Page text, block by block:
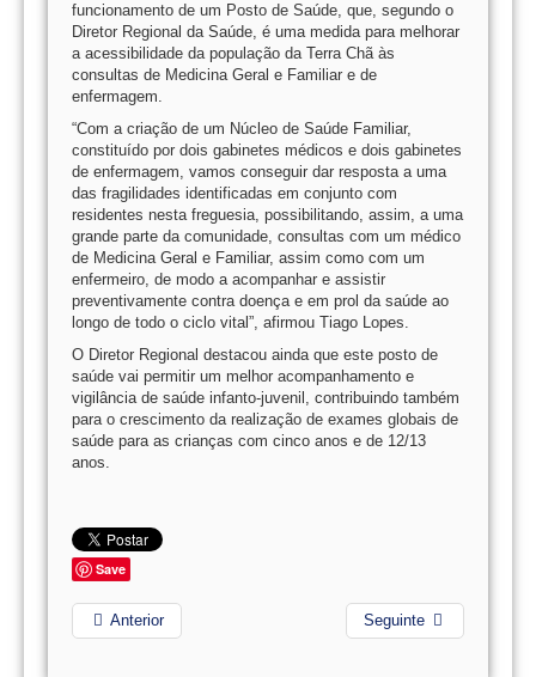
funcionamento de um Posto de Saúde, que, segundo o
Diretor Regional da Saúde, é uma medida para melhorar
a acessibilidade da população da Terra Chã às
consultas de Medicina Geral e Familiar e de
enfermagem.
“Com a criação de um Núcleo de Saúde Familiar,
constituído por dois gabinetes médicos e dois gabinetes
de enfermagem, vamos conseguir dar resposta a uma
das fragilidades identificadas em conjunto com
residentes nesta freguesia, possibilitando, assim, a uma
grande parte da comunidade, consultas com um médico
de Medicina Geral e Familiar, assim como com um
enfermeiro, de modo a acompanhar e assistir
preventivamente contra doença e em prol da saúde ao
longo de todo o ciclo vital”, afirmou Tiago Lopes.
O Diretor Regional destacou ainda que este posto de
saúde vai permitir um melhor acompanhamento e
vigilância de saúde infanto-juvenil, contribuindo também
para o crescimento da realização de exames globais de
saúde para as crianças com cinco anos e de 12/13
anos.
Save
Anterior Seguinte